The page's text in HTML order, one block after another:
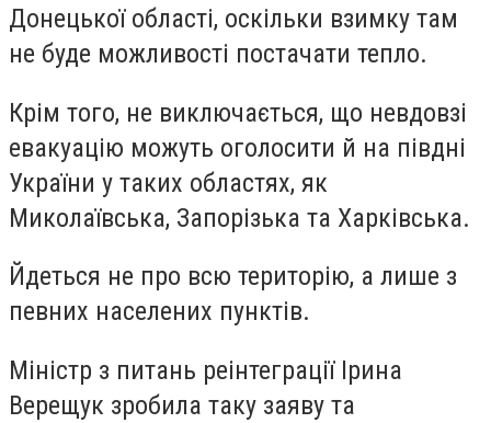
Донецької області, оскільки взимку там
не буде можливості постачати тепло.
Крім того, не виключається, що невдовзі
евакуацію можуть оголосити й на півдні
України у таких областях, як
Миколаївська, Запорізька та Харківська.
Йдеться не про всю територію, а лише з
певних населених пунктів.
Міністр з питань реінтеграції Ірина
Верещук зробила таку заяву та